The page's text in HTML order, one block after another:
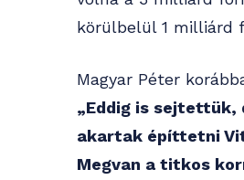
körülbelül 1 milliárd
Magyar Péter
„Eddig is
akartak építtetni
Megvan a titkos